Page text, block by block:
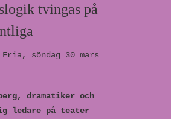
tvingas på
Fria, söndag 30 mars
dramatiker och
ledare på teater